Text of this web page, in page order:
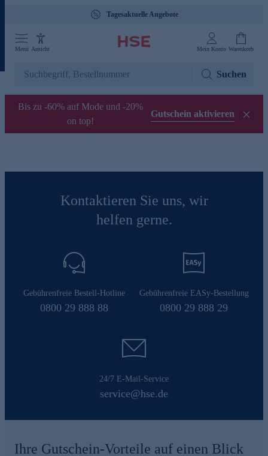
Tagesaktuelle Angebote
Menü Ansicht Mein Konto Warenkorb
Suchen
Bis zu -60% auf Mode und -20%
on top!
Gutschein aktivieren
Kontaktieren Sie uns, wir
helfen gerne.
Gebührenfreie Bestell-Hotline
0800 29 888 88
Gebührenfreie EASy-Bestellung
0800 29 888 29
24/7 E-Mail-Service
service@hse.de
Ihre Gutschein-Vorteile auf einen Blick